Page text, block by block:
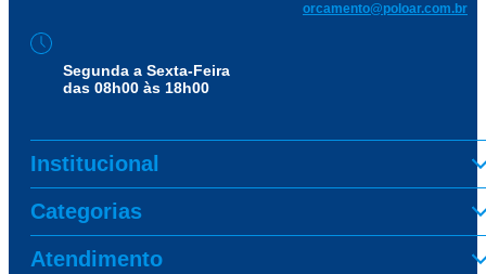
orcamento@poloar.com.br
Segunda a Sexta-Feira
das 08h00 às 18h00
Institucional
Categorias
Atendimento